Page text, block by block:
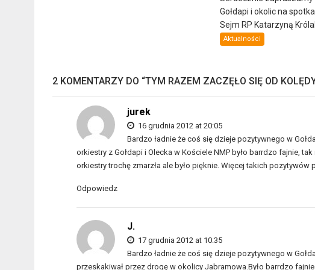
Gołdapi i okolic na
Sejm RP Katarzyną
Aktualności
2 KOMENTARZY DO “TYM RAZEM ZACZĘŁO SIĘ OD
jurek
16 grudnia 2012 at 20:05
Bardzo ładnie że coś się dzieje pozytywnego w
orkiestry z Gołdapi i Olecka w Kościele NMP było barrdzo fajnie,
orkiestry trochę zmarzła ale było pięknie. Więcej takich pozytywów
Odpowiedz
J.
17 grudnia 2012 at 10:35
Bardzo ładnie że coś się dzieje pozytywnego w
przeskakiwał przez drogę w okolicy Jabramowa.Było barrdzo